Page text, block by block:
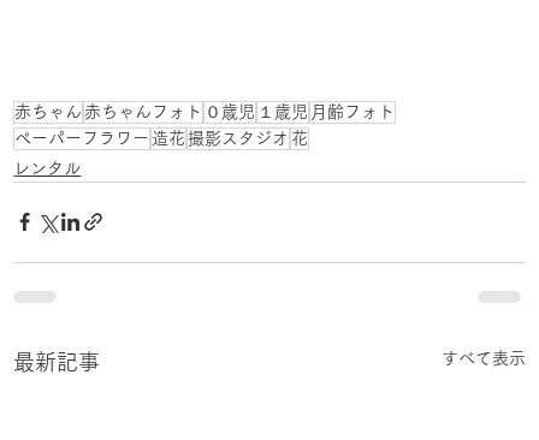
赤ちゃん 赤ちゃんフォト ０歳児 １歳児 月齢フォト
ペーパーフラワー 造花 撮影スタジオ 花
レンタル
最新記事 すべて表示